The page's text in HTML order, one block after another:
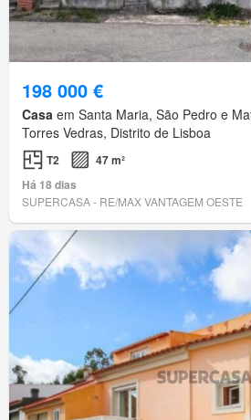
198 000 €
Casa em Santa Maria, São Pedro e
Torres Vedras, Distrito de Lisboa
T2
47 m²
Há 18 dias
SUPERCASA - RE/MAX VANTAGEM OESTE